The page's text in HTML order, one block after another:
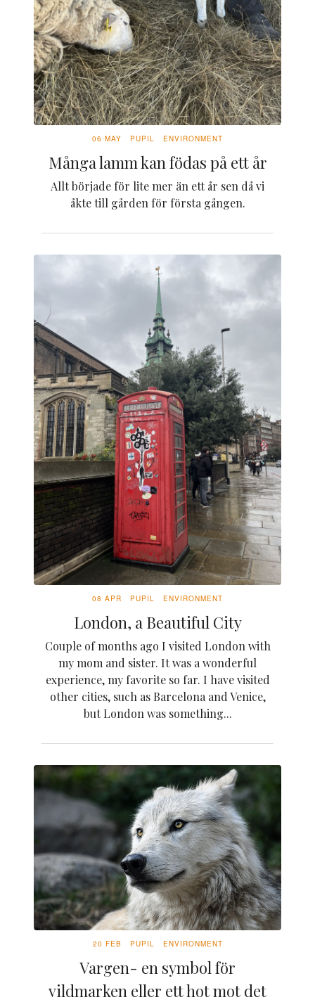
06 MAY PUPIL ENVIRONMENT
Många lamm kan födas på ett år
Allt började för lite mer än ett år sen då vi
åkte till gården för första gången.
08 APR PUPIL ENVIRONMENT
London, a Beautiful City
Couple of months ago I visited London with
my mom and sister. It was a wonderful
experience, my favorite so far. I have visited
other cities, such as Barcelona and Venice,
but London was something...
20 FEB PUPIL ENVIRONMENT
Vargen- en symbol för
vildmarken eller ett hot mot det